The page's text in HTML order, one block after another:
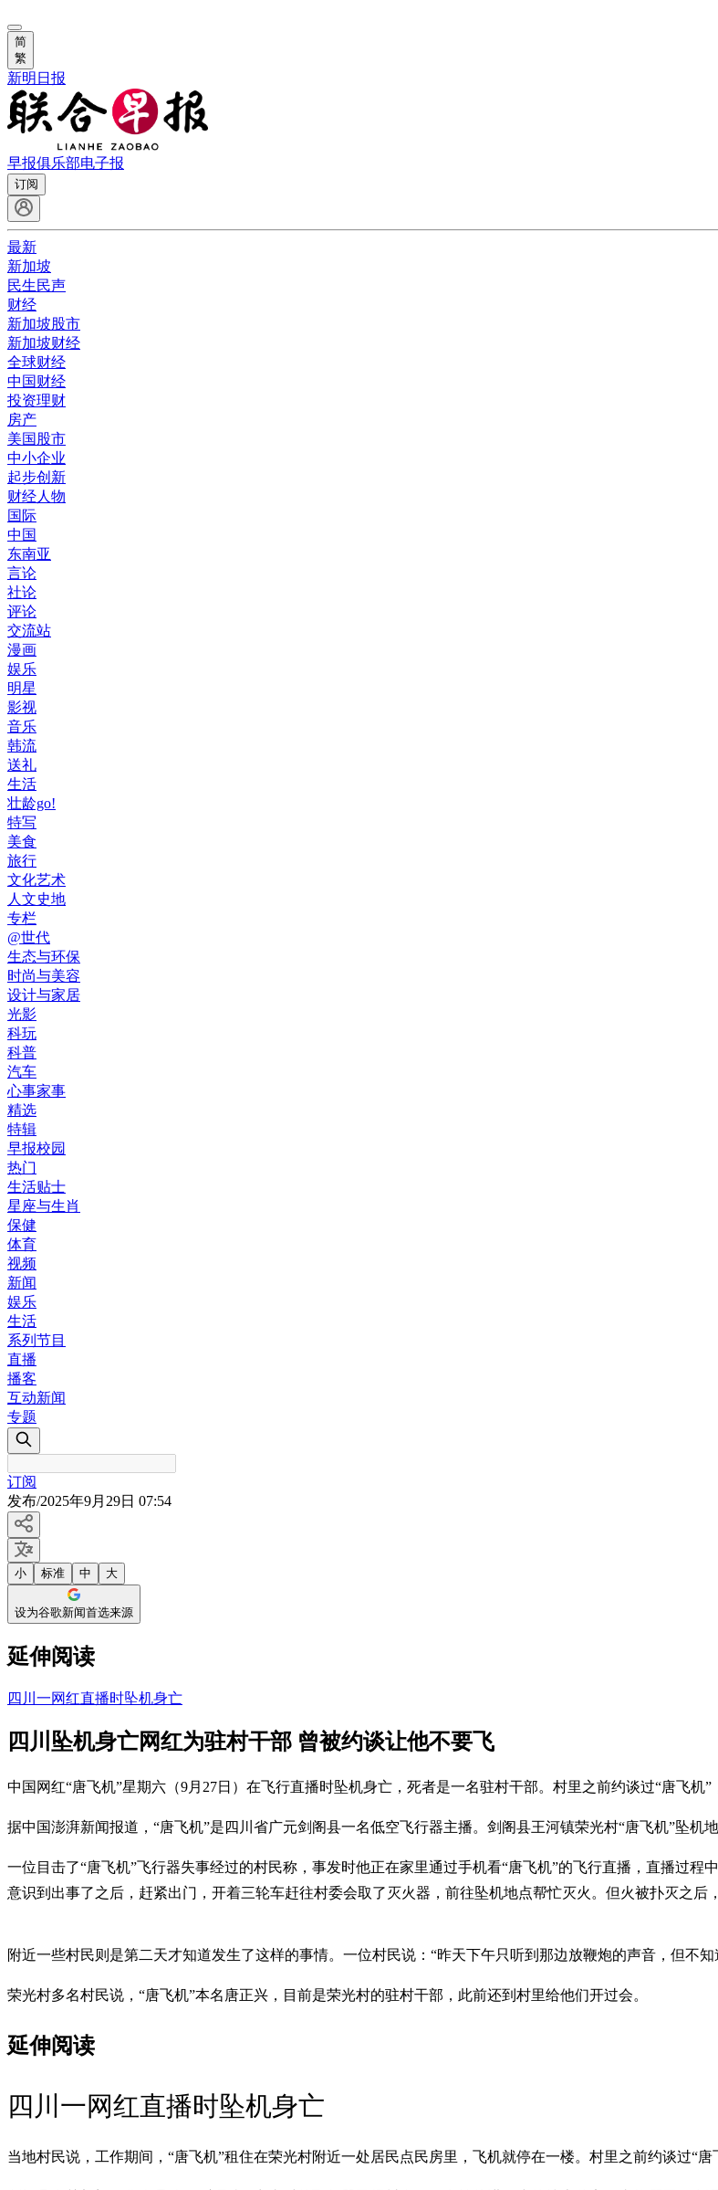
简
繁
新明日报
早报俱乐部电子报
订阅
最新
新加坡
民生民声
财经
新加坡股市
新加坡财经
全球财经
中国财经
投资理财
房产
美国股市
中小企业
起步创新
财经人物
国际
中国
东南亚
言论
社论
评论
交流站
漫画
娱乐
明星
影视
音乐
韩流
送礼
生活
壮龄go!
特写
美食
旅行
文化艺术
人文史地
专栏
@世代
生态与环保
时尚与美容
设计与家居
光影
科玩
科普
汽车
心事家事
精选
特辑
早报校园
热门
生活贴士
星座与生肖
保健
体育
视频
新闻
娱乐
生活
系列节目
直播
播客
互动新闻
专题
订阅
发布/2025年9月29日 07:54
小 标准 中 大
设为谷歌新闻首选来源
延伸阅读
四川一网红直播时坠机身亡
四川坠机身亡网红为驻村干部 曾被约谈让他不要飞
中国网红“唐飞机”星期六（9月27日）在飞行直播时坠机身亡，死者是一名驻村干部。村里之前约谈过“唐飞机”
据中国澎湃新闻报道，“唐飞机”是四川省广元剑阁县一名低空飞行器主播。剑阁县王河镇荣光村“唐飞机”坠机
一位目击了“唐飞机”飞行器失事经过的村民称，事发时他正在家里通过手机看“唐飞机”的飞行直播，直播过
意识到出事了之后，赶紧出门，开着三轮车赶往村委会取了灭火器，前往坠机地点帮忙灭火。但火被扑灭之后
附近一些村民则是第二天才知道发生了这样的事情。一位村民说：“昨天下午只听到那边放鞭炮的声音，但不
荣光村多名村民说，“唐飞机”本名唐正兴，目前是荣光村的驻村干部，此前还到村里给他们开过会。
延伸阅读
四川一网红直播时坠机身亡
当地村民说，工作期间，“唐飞机”租住在荣光村附近一处居民点民房里，飞机就停在一楼。村里之前约谈过“唐